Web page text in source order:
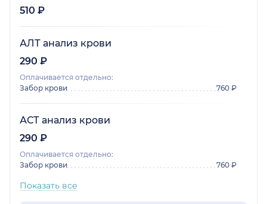
510 ₽
АЛТ анализ крови
290 ₽
Оплачивается отдельно:
Забор крови
760 ₽
АСТ анализ крови
290 ₽
Оплачивается отдельно:
Забор крови
760 ₽
Показать все